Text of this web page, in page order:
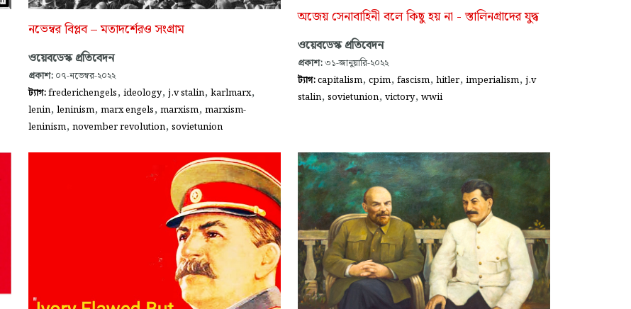
নভেম্বর বিপ্লব – মতাদর্শেরও সংগ্রাম
ওয়েবডেস্ক প্রতিবেদন
প্রকাশ: ০৭-নভেম্বর-২০২২
ট্যাগ:frederichengels, ideology, j.v stalin, karlmarx,
lenin, leninism, marx engels, marxism, marxism-
leninism, november revolution, sovietunion
অজেয় সেনাবাহিনী বলে কিছু হয় না - স্তালিনগ্রাদের যুদ্ধ
ওয়েবডেস্ক প্রতিবেদন
প্রকাশ:৩১-জানুয়ারি-২০২২
ট্যাগ:capitalism, cpim, fascism, hitler, imperialism, j.v
stalin, sovietunion, victory, wwii